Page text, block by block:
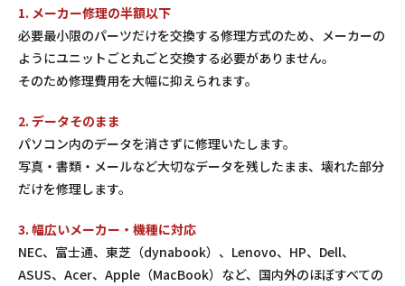
1. メーカー修理の半額以下
必要最小限のパーツだけを交換する修理方式のため、メーカーの
ようにユニットごと丸ごと交換する必要がありません。
そのため修理費用を大幅に抑えられます。
2. データそのまま
パソコン内のデータを消さずに修理いたします。
写真・書類・メールなど大切なデータを残したまま、壊れた部分
だけを修理します。
3. 幅広いメーカー・機種に対応
NEC、富士通、東芝（dynabook）、Lenovo、HP、Dell、
ASUS、Acer、Apple（MacBook）など、国内外のほぼすべての